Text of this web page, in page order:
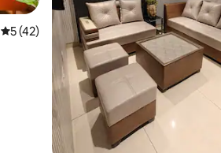
Calificación promedio: 5 de 5, 42 reseñas
5 (42)